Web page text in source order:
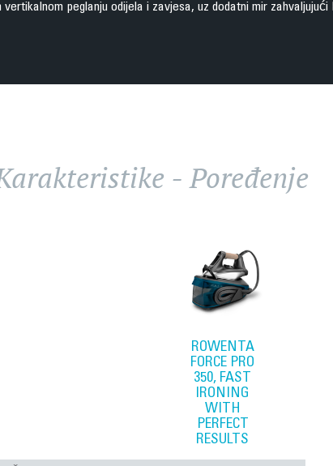
peglanju odijela i zavjesa, uz dodatni mir zahvaljujući
- Poređenje
ROWENTA
FORCE PRO
350, FAST
IRONING
WITH
PERFECT
RESULTS